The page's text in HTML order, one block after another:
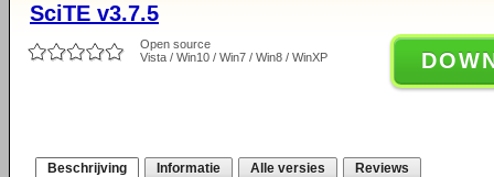
SciTE v3.7.5
Open source
Vista / Win10 / Win7 / Win8 / WinXP
Beschrijving Informatie Alle versies Reviews